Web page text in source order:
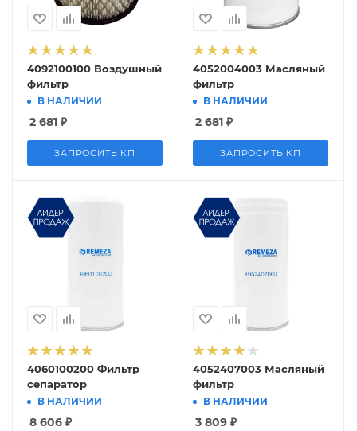
4092100100 Воздушный
фильтр
В НАЛИЧИИ
2 681 ₽
ЗАПРОСИТЬ КП
4052004003 Масляный
фильтр
В НАЛИЧИИ
2 681 ₽
ЗАПРОСИТЬ КП
4060100200 Фильтр
сепаратор
В НАЛИЧИИ
8 606 ₽
4052407003 Масляный
фильтр
В НАЛИЧИИ
3 809 ₽